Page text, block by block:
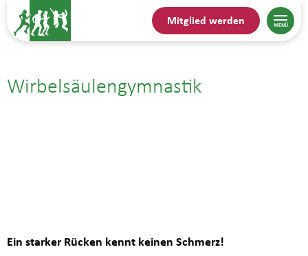
Mitglied werden
Wirbelsäulengymnastik
Ein starker Rücken kennt keinen Schmerz!